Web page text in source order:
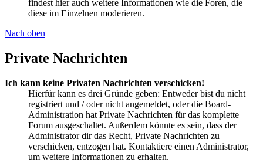
findest hier auch weitere Informationen wie die Foren, die
diese im Einzelnen moderieren.
Nach oben
Private Nachrichten
Ich kann keine Privaten Nachrichten verschicken!
Hierfür kann es drei Gründe geben: Entweder bist du nicht
registriert und / oder nicht angemeldet, oder die Board-
Administration hat Private Nachrichten für das komplette
Forum ausgeschaltet. Außerdem könnte es sein, dass der
Administrator dir das Recht, Private Nachrichten zu
verschicken, entzogen hat. Kontaktiere einen Administrator,
um weitere Informationen zu erhalten.